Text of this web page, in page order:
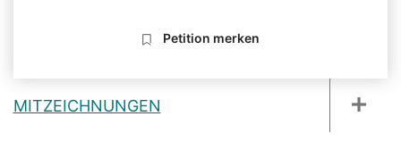
Petition merken
MITZEICHNUNGEN